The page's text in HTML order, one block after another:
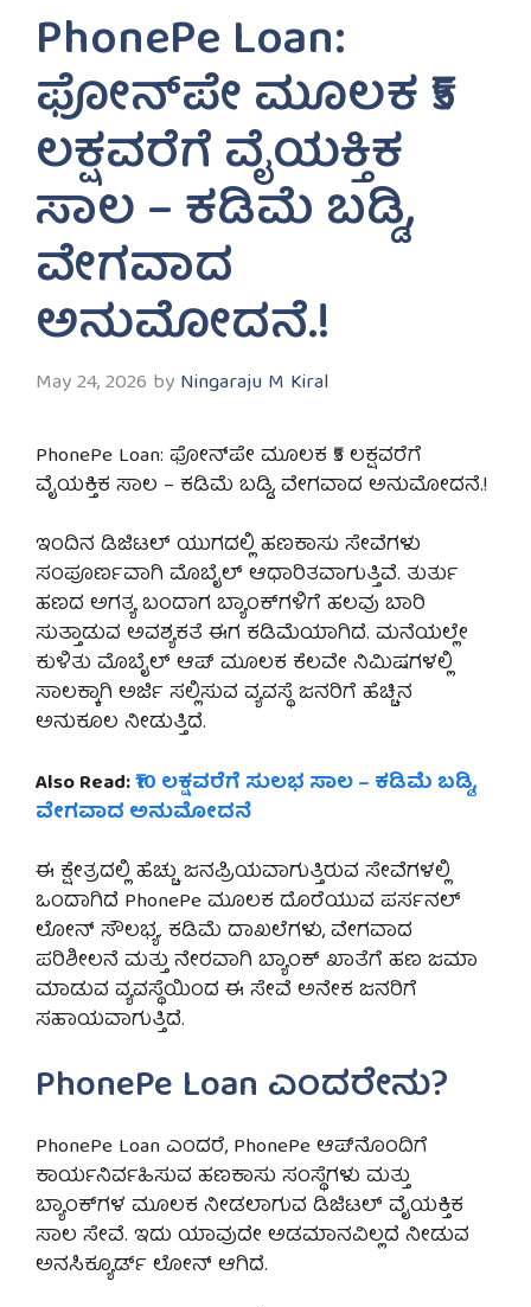
PhonePe Loan:
ಫೋನ್‌ಪೇ ಮೂಲಕ ₹5
ಲಕ್ಷವರೆಗೆ ವೈಯಕ್ತಿಕ
ಸಾಲ – ಕಡಿಮೆ ಬಡ್ಡಿ,
ವೇಗವಾದ
ಅನುಮೋದನೆ.!
May 24, 2026 by Ningaraju M Kiral
PhonePe Loan: ಫೋನ್‌ಪೇ ಮೂಲಕ ₹5 ಲಕ್ಷವರೆಗೆ
ವೈಯಕ್ತಿಕ ಸಾಲ – ಕಡಿಮೆ ಬಡ್ಡಿ, ವೇಗವಾದ ಅನುಮೋದನೆ.!
ಇಂದಿನ ಡಿಜಿಟಲ್ ಯುಗದಲ್ಲಿ ಹಣಕಾಸು ಸೇವೆಗಳು
ಸಂಪೂರ್ಣವಾಗಿ ಮೊಬೈಲ್ ಆಧಾರಿತವಾಗುತ್ತಿವೆ. ತುರ್ತು
ಹಣದ ಅಗತ್ಯ ಬಂದಾಗ ಬ್ಯಾಂಕ್‌ಗಳಿಗೆ ಹಲವು ಬಾರಿ
ಸುತ್ತಾಡುವ ಅವಶ್ಯಕತೆ ಈಗ ಕಡಿಮೆಯಾಗಿದೆ. ಮನೆಯಲ್ಲೇ
ಕುಳಿತು ಮೊಬೈಲ್ ಆಪ್ ಮೂಲಕ ಕೆಲವೇ ನಿಮಿಷಗಳಲ್ಲಿ
ಸಾಲಕ್ಕಾಗಿ ಅರ್ಜಿ ಸಲ್ಲಿಸುವ ವ್ಯವಸ್ಥೆ ಜನರಿಗೆ ಹೆಚ್ಚಿನ
ಅನುಕೂಲ ನೀಡುತ್ತಿದೆ.
Also Read:₹10 ಲಕ್ಷವರೆಗೆ ಸುಲಭ ಸಾಲ – ಕಡಿಮೆ ಬಡ್ಡಿ,
ವೇಗವಾದ ಅನುಮೋದನೆ
ಈ ಕ್ಷೇತ್ರದಲ್ಲಿ ಹೆಚ್ಚು ಜನಪ್ರಿಯವಾಗುತ್ತಿರುವ ಸೇವೆಗಳಲ್ಲಿ
ಒಂದಾಗಿದೆ PhonePeಮೂಲಕ ದೊರೆಯುವ ಪರ್ಸನಲ್
ಲೋನ್ ಸೌಲಭ್ಯ. ಕಡಿಮೆ ದಾಖಲೆಗಳು, ವೇಗವಾದ
ಪರಿಶೀಲನೆ ಮತ್ತು ನೇರವಾಗಿ ಬ್ಯಾಂಕ್ ಖಾತೆಗೆ ಹಣ ಜಮಾ
ಮಾಡುವ ವ್ಯವಸ್ಥೆಯಿಂದ ಈ ಸೇವೆ ಅನೇಕ ಜನರಿಗೆ
ಸಹಾಯವಾಗುತ್ತಿದೆ.
PhonePe Loan ಎಂದರೇನು?
PhonePe Loan ಎಂದರೆ, PhonePeಆಪ್‌ನೊಂದಿಗೆ
ಕಾರ್ಯನಿರ್ವಹಿಸುವ ಹಣಕಾಸು ಸಂಸ್ಥೆಗಳು ಮತ್ತು
ಬ್ಯಾಂಕ್‌ಗಳ ಮೂಲಕ ನೀಡಲಾಗುವ ಡಿಜಿಟಲ್ ವೈಯಕ್ತಿಕ
ಸಾಲ ಸೇವೆ. ಇದು ಯಾವುದೇ ಅಡಮಾನವಿಲ್ಲದೆ ನೀಡುವ
ಅನಸಿಕ್ಯೂರ್ಡ್ ಲೋನ್ ಆಗಿದೆ.